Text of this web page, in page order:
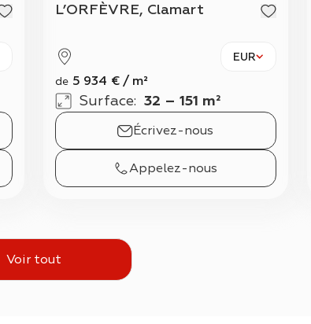
L’ORFÈVRE, Clamart
EUR
de 5 934 € / m²
Surface: 32 – 151 m²
Écrivez-nous
Appelez-nous
Voir tout